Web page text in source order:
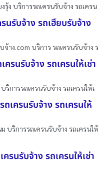
รุ้ง บริการรถเครนรับจ้าง รถเครน
นรับจ้าง รถเฮี๊ยบรับจ้าง
จ้าง.com บริการ รถเครนรับจ้าง ร
รนรับจ้าง รถเครนให้เช่า
การรถเครนรับจ้าง รถเครนให้เ
เครนรับจ้าง รถเครนให้
บริการรถเครนรับจ้าง รถเครนให้
รนรับจ้าง รถเครนให้เช่า